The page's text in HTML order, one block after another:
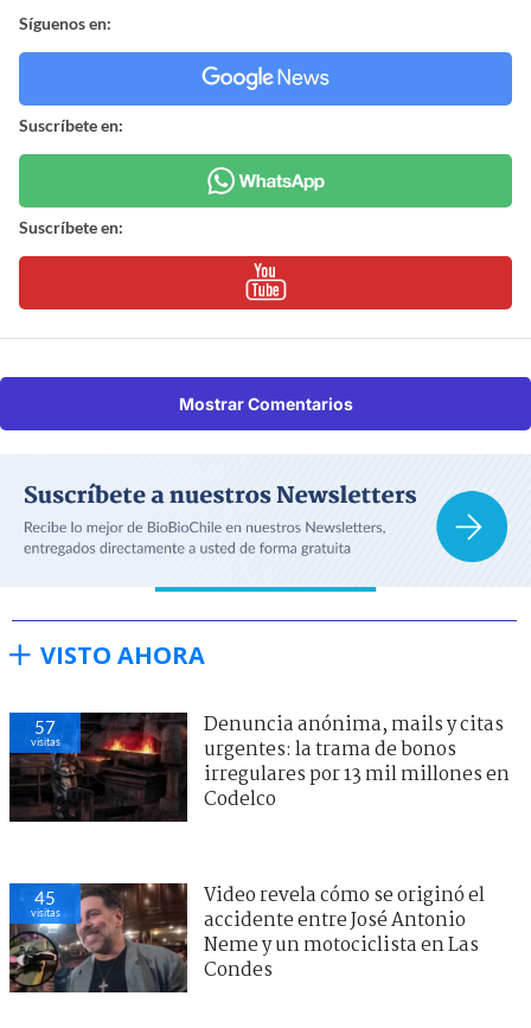
Síguenos en:
Suscríbete en:
Suscríbete en:
Mostrar Comentarios
VISTO AHORA
57
visitas
Denuncia anónima, mails y citas
urgentes: la trama de bonos
irregulares por 13 mil millones en
Codelco
45
visitas
Video revela cómo se originó el
accidente entre José Antonio
Neme y un motociclista en Las
Condes